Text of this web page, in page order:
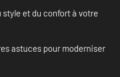
et du confort à votre
astuces pour moderniser